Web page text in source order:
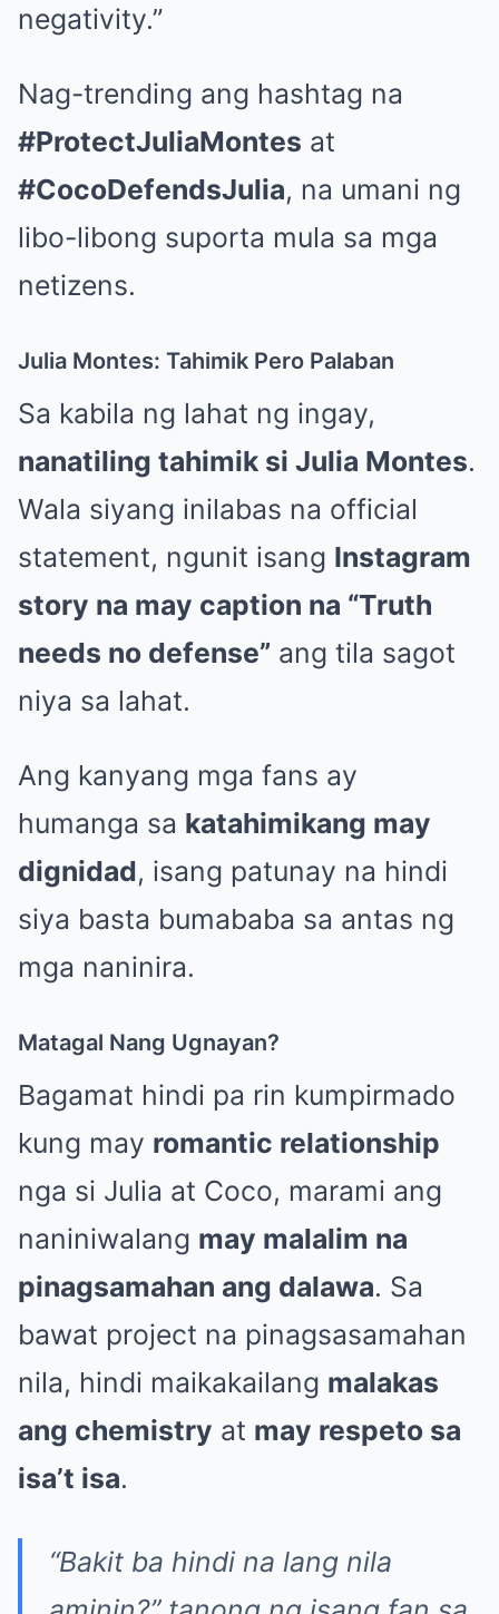
negativity.”
Nag-trending ang hashtag na
#ProtectJuliaMontes at
#CocoDefendsJulia, na umani ng
libo-libong suporta mula sa mga
netizens.
Julia Montes: Tahimik Pero Palaban
Sa kabila ng lahat ng ingay,
nanatiling tahimik si Julia Montes.
Wala siyang inilabas na official
statement, ngunit isang Instagram
story na may caption na “Truth
needs no defense” ang tila sagot
niya sa lahat.
Ang kanyang mga fans ay
humanga sa katahimikang may
dignidad, isang patunay na hindi
siya basta bumababa sa antas ng
mga naninira.
Matagal Nang Ugnayan?
Bagamat hindi pa rin kumpirmado
kung may romantic relationship
nga si Julia at Coco, marami ang
naniniwalang may malalim na
pinagsamahan ang dalawa. Sa
bawat project na pinagsasamahan
nila, hindi maikakailang malakas
ang chemistry at may respeto sa
isa’t isa.
“Bakit ba hindi na lang nila